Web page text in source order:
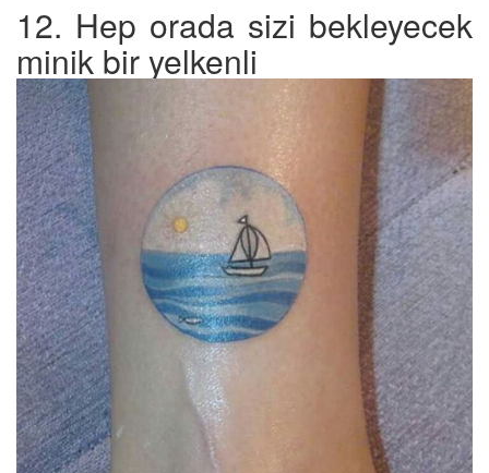
12. Hep orada sizi bekleyecek
minik bir yelkenli